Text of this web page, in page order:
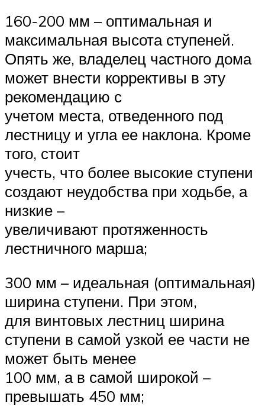
160-200 мм – оптимальная и
максимальная высота ступеней.
Опять же, владелец частного дома
может внести коррективы в эту
рекомендацию с
учетом места, отведенного под
лестницу и угла ее наклона. Кроме
того, стоит
учесть, что более высокие ступени
создают неудобства при ходьбе, а
низкие –
увеличивают протяженность
лестничного марша;
300 мм – идеальная (оптимальная)
ширина ступени. При этом,
для винтовых лестниц ширина
ступени в самой узкой ее части не
может быть менее
100 мм, а в самой широкой –
превышать 450 мм;